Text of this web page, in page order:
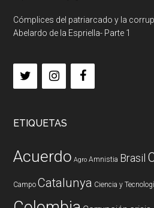
Cómplices del patriarcado y la
Abelardo de la Espriella- Parte 1
ETIQUETAS
Acuerdo Agro Amnistia Brasil
Campo Catalunya Ciencia y